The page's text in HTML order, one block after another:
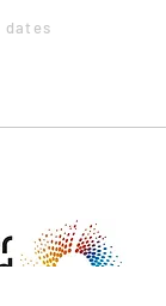
dates